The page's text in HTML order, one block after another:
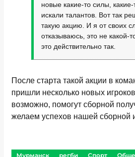
новые какие-то силы, какие-
искали талантов. Вот так
такую акцию. И я от своих
отказываюсь, это не какой-
это действительно так.
После старта такой акции в
пришли несколько новых
возможно, помогут сборной
желаем успехов нашей сборной
Мурманск регби Спорт